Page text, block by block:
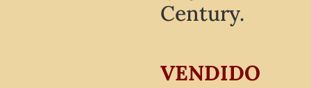
Century.
VENDIDO